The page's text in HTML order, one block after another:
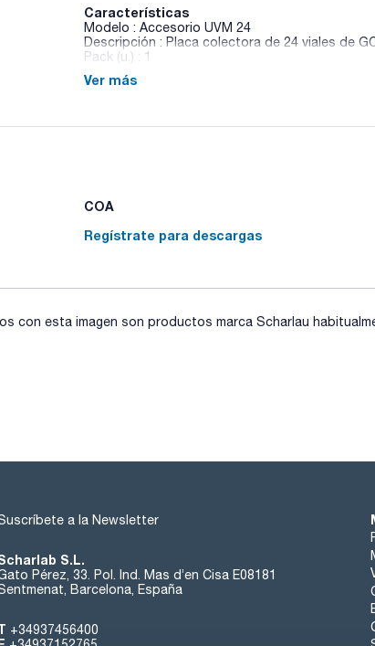
Características
Modelo : Accesorio UVM 24
Descripción : Placa colectora de 24 viales de
Pack (u.) : 1
Con el fin de obtener una máxima
Ver más
COA
Regístrate para descargas
con esta imagen son productos marca Scharlau
a la Newsletter
S.L.
Pérez, 33. Pol. Ind. Mas d’en Cisa E08181
Barcelona, España
+34937456400